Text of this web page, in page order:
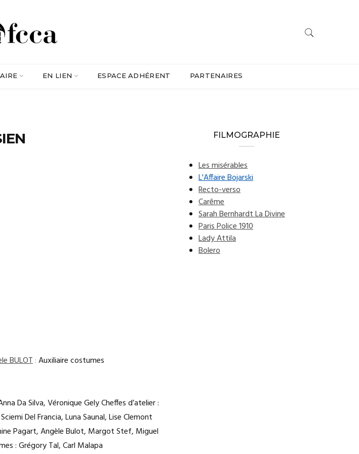
EN LIEN ESPACE ADHÉRENT PARTENAIRES
BULOT:Auxiliaire costumes
Da Silva, Véronique Gely Cheffes d’atelier :
Del Francia, Luna Saunal, Lise Clemont
Pagart, Angèle Bulot, Margot Stef, Miguel
: Grégory Tal, Carl Malapa
FILMOGRAPHIE
Les misérables
L'Affaire Bojarski
Recto-verso
Carême
Sarah Bernhardt La Divine
Paris Police 1910
Lady Attila
Bolero